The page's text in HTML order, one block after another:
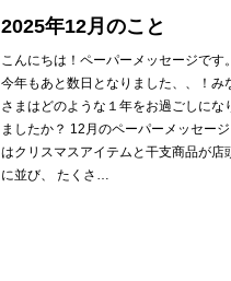
2025年12月のこと
こんにちは！ペーパーメッセージです
今年もあと数日となりました、、！み
さまはどのような１年をお過ごしにな
ましたか？ 12月のペーパーメッセージ
はクリスマスアイテムと干支商品が店
に並び、 たくさ…